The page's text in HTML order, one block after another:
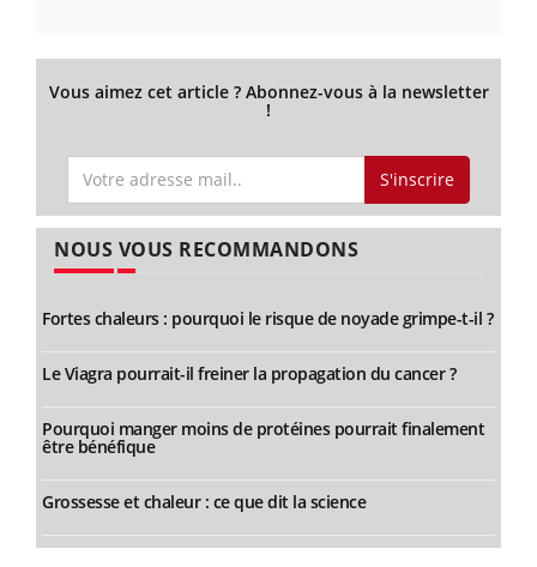
Vous aimez cet article ? Abonnez-vous à la newsletter
!
S'inscrire
NOUS VOUS RECOMMANDONS
Fortes chaleurs : pourquoi le risque de noyade grimpe-t-il ?
Le Viagra pourrait-il freiner la propagation du cancer ?
Pourquoi manger moins de protéines pourrait finalement
être bénéfique
Grossesse et chaleur : ce que dit la science